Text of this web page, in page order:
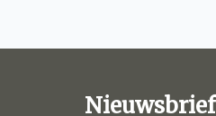
Nieuwsbrief